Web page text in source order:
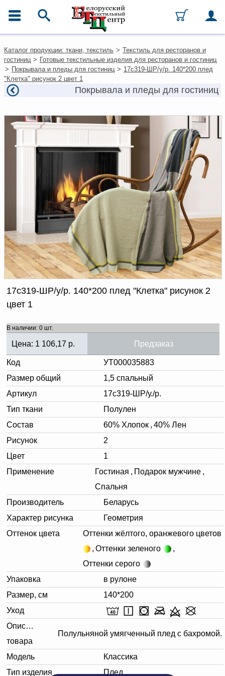
Каталог
Ткани
Домашний текстиль
Одежда
Ковры
гостиниц
Текстильная галантерея и
фурнитура
Условия работы
Оплата и доставка
Как оформить заказ
Вакансии
Как нас найти
Написать нам
Доверенность на
получение груза
Документы по работе с
персональными данными
Письмо руководителю
Вопросы и ответы
Новости | Статьи
Каталог продукции: ткани, текстиль > Текстиль для ресторанов и
гостиниц > Готовые текстильные изделия для ресторанов и гостиниц
> Покрывала и пледы для гостиниц > 17с319-ШР/у/р. 140*200 плед
"Клетка" рисунок 2 цвет 1
Покрывала и пледы для гостиниц
17с319-ШР/у/р. 140*200 плед "Клетка" рисунок 2
цвет 1
В наличии: 0 шт.
Цена: 1 106,17 р. Предзаказ
Код
УТ000035883
Размер общий
1,5 спальный
Артикул
17с319-ШР/у./р.
Тип ткани
Полулен
Состав
60% Хлопок , 40% Лен
Рисунок
2
Цвет
1
Применение
Гостиная , Подарок мужчине ,
Спальня
Производитель
Беларусь
Характер рисунка
Геометрия
Оттенок цвета
Оттенки жёлтого, оранжевого цветов
, Оттенки зеленого
,
Оттенки серого
Упаковка
в рулоне
Размер, см
140*200
Уход
Описание
товара
Полульняной умягченный плед с бахромой.
Модель
Классика
Тип изделия
Плед
Добавить